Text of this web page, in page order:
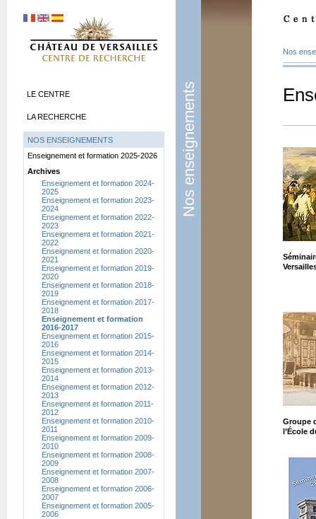
Nos enseignements
Nos
Groupe
l’École
LE CENTRE
LA RECHERCHE
NOS ENSEIGNEMENTS
Enseignement et formation 2025-2026
Archives
Enseignement et formation 2024-
2025
Enseignement et formation 2023-
2024
Enseignement et formation 2022-
2023
Enseignement et formation 2021-
2022
Enseignement et formation 2020-
2021
Enseignement et formation 2019-
2020
Enseignement et formation 2018-
2019
Enseignement et formation 2017-
2018
Enseignement et formation
2016-2017
Enseignement et formation 2015-
2016
Enseignement et formation 2014-
2015
Enseignement et formation 2013-
2014
Enseignement et formation 2012-
2013
Enseignement et formation 2011-
2012
Enseignement et formation 2010-
2011
Enseignement et formation 2009-
2010
Enseignement et formation 2008-
2009
Enseignement et formation 2007-
2008
Enseignement et formation 2006-
2007
Enseignement et formation 2005-
2006